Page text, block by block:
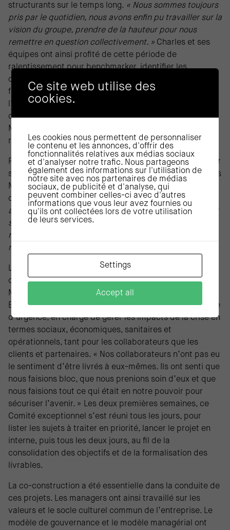
structurants sur le temps long. « Nous sommes toujours
pris par le quotidien, nous avons enfin pu travailler sur la
vision du groupe, prendre de la hauteur pour nous
remettre en question collectivement. » Charles et ses
équipes ont ainsi profité de cette période de
ralentissement pour benchmarker, identifier les
composantes de leur valeur ajoutée, repositionner les
fondamentaux et les valeurs de l’entreprise, revisiter
l’offre pour la rendre plus saillante et différenciante. A
cet effet, le groupe a créé le poste de Responsable
Marketing de l’offre et l’équipe commerciale a été
renforcée.
Pour s’ausculter et formaliser l’ADN de l’entreprise, pour
sortir du cadre et refondre la stratégie business, Charles
Marcolin a souhaité faire accompagner ses équipes
d’une aide externe.« Nous voulions avoir un cadrage
afin que les débats ne partent pas dans tous les sens et
surtout nous voulions du sang neuf pour porter un
regard externe sur les travaux que nous menions pour
répondre aux ambitions du groupe. »
La consolidation des forces vives s’est accompagnée
d’une gouvernance dédiée. Dès le 18 mars, Charles
Marcolin a mobilisé le Comité Stratégique et le Comité
Exécutif du groupe en une seule instance exceptionnelle
d’urgence, en charge de gérer les impacts de la crise en
termes sociaux, économiques, sanitaires et
opérationnels, tant pour les collaborateurs que les
clients et partenaires. « Nos collaborateurs n’ont pas eu
le sentiment d’être livrés à eux-mêmes. Ils ont senti que
nous faisions bloc, que nous prenions soin d’eux et que
nous faisions tout ce qui était en notre pouvoir pour
sécuriser l’avenir. » Les deux premières semaines, ce
Comité exceptionnel s’est réuni tous les jours, pour
lister les sujets à traiter en priorité, lancer le projet en
interne, puis tous les deux jours, au fil de la
consolidation des objectifs et de la formalisation des
livrables.
La co-construction a été essentielle dans la conduite de
ces projets. Les managers ont ainsi travaillé sur les
valeurs et le socle culturel commun de l’entreprise. Le
modèle de gouvernance et le modèle managérial ont
Ce site web utilise des
cookies.
Les cookies nous permettent de personnaliser
le contenu et les annonces, d'offrir des
fonctionnalités relatives aux médias sociaux
et d'analyser notre trafic. Nous partageons
également des informations sur l'utilisation de
notre site avec nos partenaires de médias
sociaux, de publicité et d'analyse, qui
peuvent combiner celles-ci avec d'autres
informations que vous leur avez fournies ou
qu'ils ont collectées lors de votre utilisation
de leurs services.
Settings
Accept all